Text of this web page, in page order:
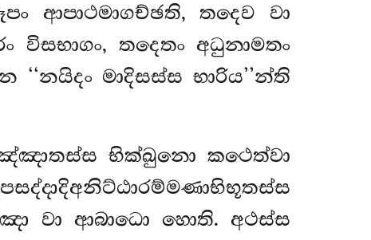
ආපාථමාගච්ඡති, තදෙව වා
තදෙතං අධුනාමතං
මාදිසස්ස භාරිය’’න්ති
භික්ඛුනො කථෙත්වා
වා ආබාධො හොති. අථස්ස